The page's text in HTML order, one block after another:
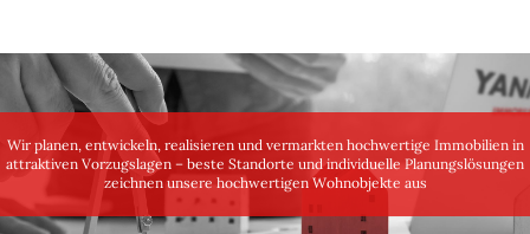
Wir planen, entwickeln, realisieren und vermarkten hochwertige Immobilien in
attraktiven Vorzugslagen – beste Standorte und individuelle Planungslösungen
zeichnen unsere hochwertigen Wohnobjekte aus